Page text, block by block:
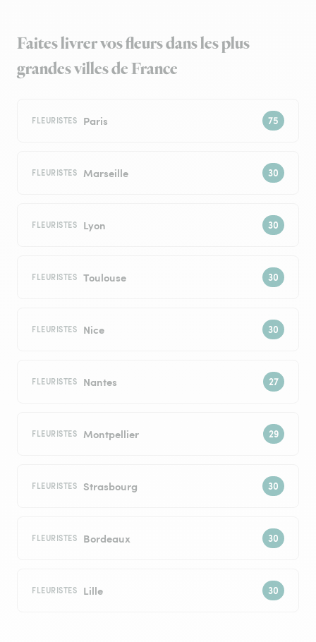
Faites livrer vos fleurs dans les plus
grandes villes de France
FLEURISTES Paris
FLEURISTES Marseille
FLEURISTES Lyon
FLEURISTES Toulouse
FLEURISTES Nice
FLEURISTES Nantes
FLEURISTES Montpellier
FLEURISTES Strasbourg
FLEURISTES Bordeaux
FLEURISTES Lille